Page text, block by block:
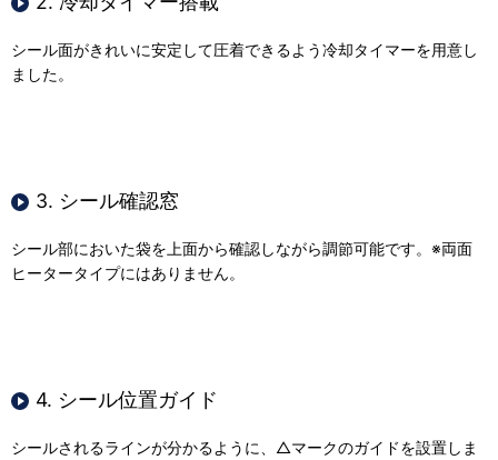
シール面がきれいに安定して圧着できるよう冷却タイマーを用意し
ました。
3. シール確認窓
シール部においた袋を上面から確認しながら調節可能です。※両面
ヒータータイプにはありません。
4. シール位置ガイド
シールされるラインが分かるように、△マークのガイドを設置しま